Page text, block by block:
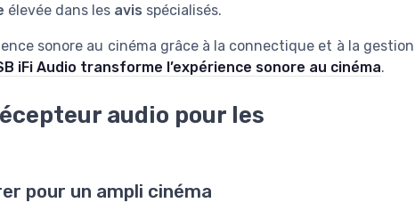
élevée dans les avis spécialisés.
sonore au cinéma grâce à la connectique et à la gestion
iFi Audio transforme l’expérience sonore au cinéma.
audio pour les
pour un ampli cinéma